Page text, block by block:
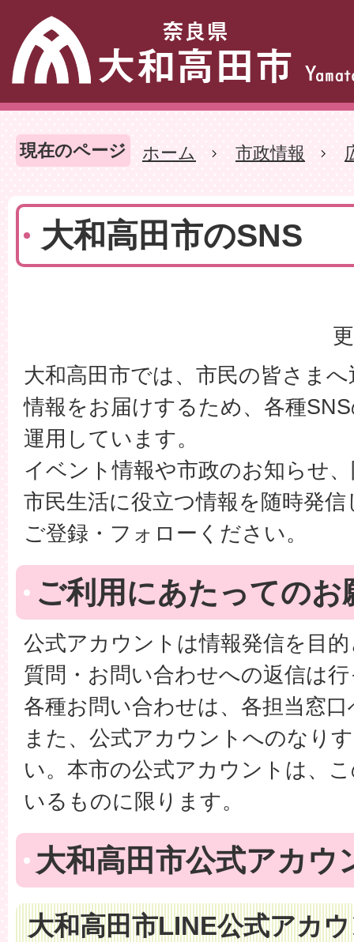
現在のページ ホーム 市政情報
大和高田市のSNS
大和高田市では、市民の皆さま
情報をお届けするため、各種
運用しています。
イベント情報や市政のお知らせ
市民生活に役立つ情報を随時発
ご登録・フォローください。
ご利用にあたってのお
公式アカウントは情報発信を目
質問・お問い合わせへの返信は
各種お問い合わせは、各担当窓
また、公式アカウントへのなり
い。本市の公式アカウントは、
いるものに限ります。
大和高田市公式アカウ
大和高田市LINE公式アカ